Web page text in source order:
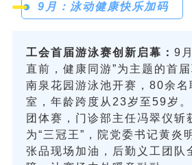
9月：泳动健康快乐加码
工会首届游泳赛创新启幕： 9
直前，健康同游”为主题的首
南泉花园游泳池开赛，80余
室，年龄跨度从23岁至59岁
团体赛，门诊部主任冯翠仪斩
为“三冠王”，院党委书记黄炎
张品现场加油，后勤义工团队